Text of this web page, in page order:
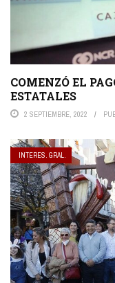
COMENZÓ EL
ESTATALES
2 SEPTIEMBRE, 2022
INTERES. GRAL.